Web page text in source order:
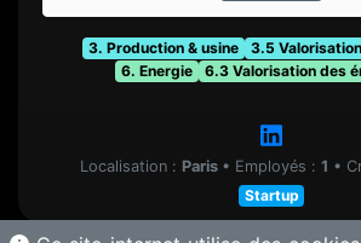
3. Production & usine
3.5
6. Energie
6.3 Valorisation des
Localisation : Paris • Employés : 1 •
Startup